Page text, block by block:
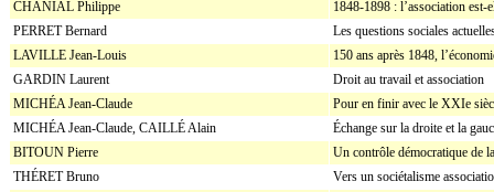
CHANIAL Philippe
1848-1898 : l’association est-
PERRET Bernard
Les questions sociales
LAVILLE Jean-Louis
150 ans après 1848,
GARDIN Laurent
Droit au travail et association
MICHÉA Jean-Claude
Pour en finir avec le XXIe
MICHÉA Jean-Claude, CAILLÉ Alain
Échange sur la droite et la
BITOUN Pierre
Un contrôle démocratique de
THÉRET Bruno
Vers un sociétalisme